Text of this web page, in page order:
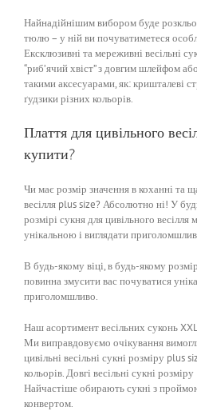
Найнадійнішим вибором буде
тюлю – у ній ви почуватиметеся
Ексклюзивні та мереживні весільні
“риб’ячий хвіст” з довгим шлейфом
такими аксесуарами, як: кришталеві
ґудзики різних кольорів.
Плаття для цивільного
купити?
Чи має розмір значення в коханні та
весілля plus size? Абсолютно ні! У
розмірі сукня для цивільного
унікальною і виглядати
В будь-якому віці, в будь-якому
повинна змусити вас почуватися
приголомшливо.
Наш асортимент весільних суконь
Ми виправдовуємо очікування
цивільні весільні сукні розміру plus
кольорів. Довгі весільні сукні
Найчастіше обирають сукні з
конвертом.